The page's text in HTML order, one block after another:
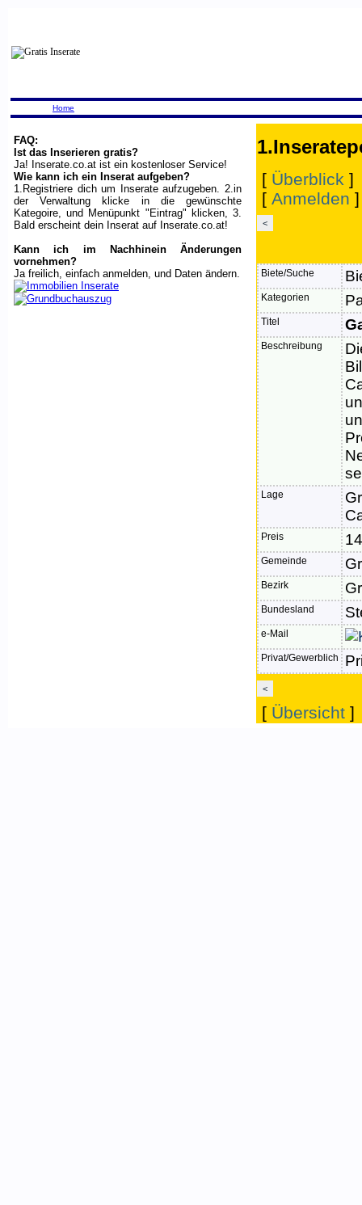
Home
FAQ:
Ist das Inserieren gratis?
Ja! Inserate.co.at ist ein kostenloser Service!
Wie kann ich ein Inserat aufgeben?
1.Registriere dich um Inserate aufzugeben. 2.in
der Verwaltung klicke in die gewünschte
Kategoire, und Menüpunkt "Eintrag" klicken, 3.
Bald erscheint dein Inserat auf Inserate.co.at!
Kann ich im Nachhinein Änderungen
vornehmen?
Ja freilich, einfach anmelden, und Daten ändern.
[ Überblick ]
[ Anmelden
<
Biete/Suche
Kategorien
Titel
Beschreibung
Lage
Preis
Gemeinde
Bezirk
Bundesland
e-Mail
Privat/Gewerblich
<
[ Übersicht